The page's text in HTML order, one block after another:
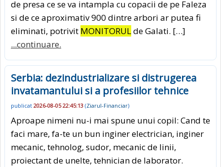
de presa ce se va intampla cu copacii de pe Faleza
si de ce aproximativ 900 dintre arbori ar putea fi
eliminati, potrivit MONITORULde Galati. […]
...continuare.
Serbia: dezindustrializare si distrugerea
invatamantului si a profesiilor tehnice
publicat 2026-08-05 22:45:13 (Ziarul-Financiar)
Aproape nimeni nu-i mai spune unui copil: Cand te
faci mare, fa-te un bun inginer electrician, inginer
mecanic, tehnolog, sudor, mecanic de linii,
proiectant de unelte, tehnician de laborator.